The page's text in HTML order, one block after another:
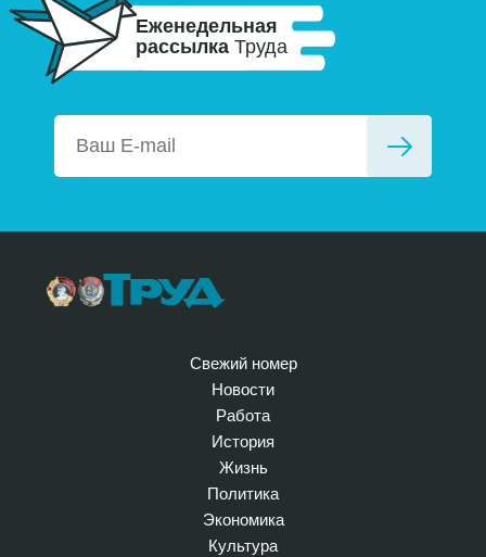
Еженедельная
рассылка Труда
Свежий номер
Новости
Работа
История
Жизнь
Политика
Экономика
Культура